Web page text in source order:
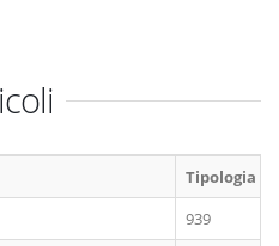
Tipologia
939